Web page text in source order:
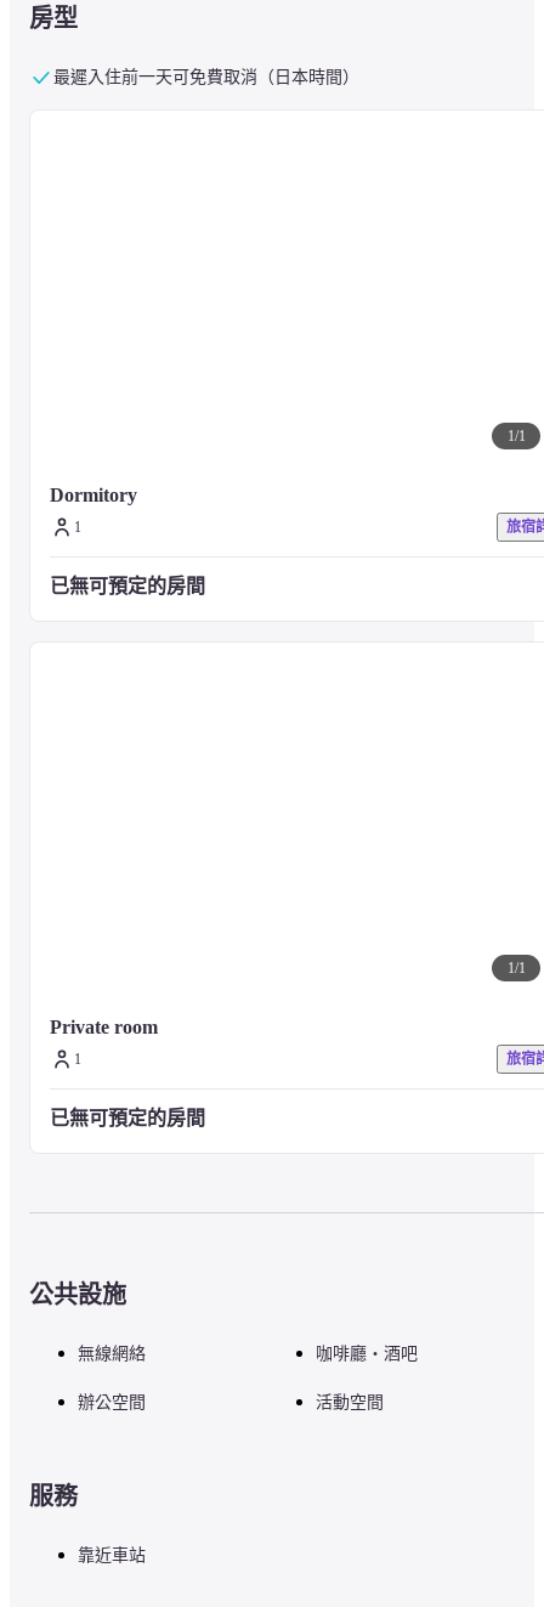
從西鐵天神站有5分鐘的100日元巴士車程。
有關設施和服務的其他查詢，請查看酒店官方網站或直接與酒店聯
房型
最遲入住前一天可免費取消（日本時間）
1/1
Dormitory
1 旅宿
已無可預定的房間
1/1
Private room
1 旅宿
已無可預定的房間
公共設施
無線網絡 咖啡廳・酒吧
辦公空間 活動空間
服務
靠近車站